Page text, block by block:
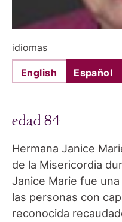
idiomas
English Español
edad 84
Hermana Janice
de la Misericordia
Janice Marie fue
las personas con
reconocida